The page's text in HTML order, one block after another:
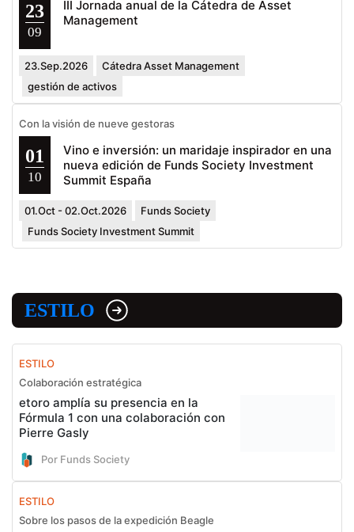
23
09
III Jornada anual de la Cátedra de Asset
Management
23.Sep.2026
Cátedra Asset Management
gestión de activos
Con la visión de nueve gestoras
01
10
Vino e inversión: un maridaje inspirador en una
nueva edición de Funds Society Investment
Summit España
01.Oct - 02.Oct.2026
Funds Society
Funds Society Investment Summit
ESTILO
ESTILO
Colaboración estratégica
etoro amplía su presencia en la
Fórmula 1 con una colaboración con
Pierre Gasly
Por Funds Society
ESTILO
Sobre los pasos de la expedición Beagle